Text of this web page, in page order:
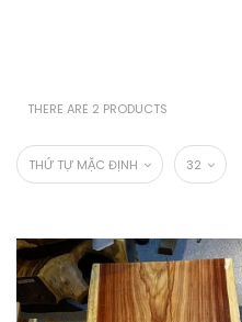
THERE ARE 2 PRODUCTS
THỨ TỰ MẶC ĐỊNH 32